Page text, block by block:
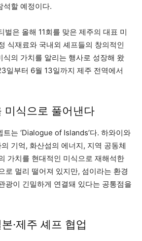
석할 예정이다.
벌은 올해 11회를 맞은 제주의 대표 미
식재료와 국내외 셰프들의 창의적인
식의 가치를 알리는 행사로 성장해 왔
일부터 6월 13일까지 제주 전역에서
미식으로 풀어낸다
트는 ‘Dialogue of Islands’다. 하와이와
기억, 화산섬의 에너지, 지역 공동체
가치를 현대적인 미식으로 재해석한
로 멀리 떨어져 있지만, 섬이라는 환경
광이 긴밀하게 연결돼 있다는 공통점을
·제주 셰프 협업